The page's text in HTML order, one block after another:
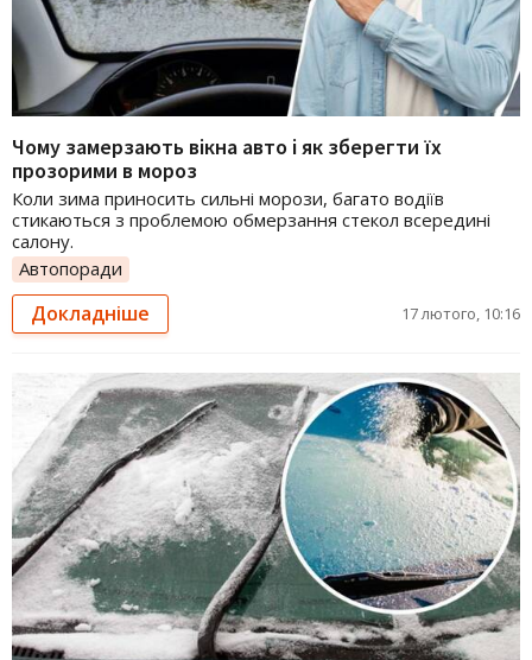
Чому замерзають вікна авто і як зберегти їх
прозорими в мороз
Коли зима приносить сильні морози, багато водіїв
стикаються з проблемою обмерзання стекол всередині
салону.
Автопоради
Докладніше 17 лютого, 10:16